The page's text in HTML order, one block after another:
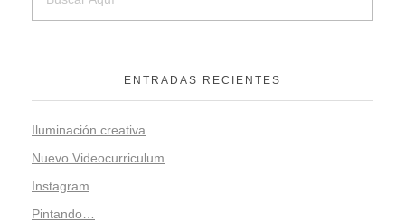
ENTRADAS RECIENTES
Iluminación creativa
Nuevo Videocurriculum
Instagram
Pintando…